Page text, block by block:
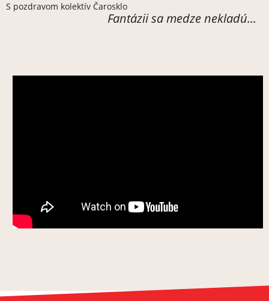
S pozdravom kolektív Čarosklo
Fantázii sa medze nekladú...